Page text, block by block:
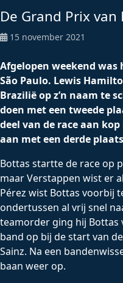
De Grand Prix van
15 november 2021
Afgelopen weekend was
São Paulo. Lewis
Brazilië op z’n naam te
doen met een tweede
deel van de race aan
aan met een derde
Bottas startte de race op
maar Verstappen wist er
Pérez wist Bottas voorbij
ondertussen al vrij snel
teamorder ging hij Bottas
band op bij de start van
Sainz. Na een
baan weer op.